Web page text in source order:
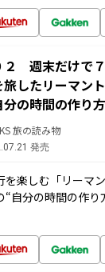
２ 週末だけで
旅したリーマン
分の時間の作り方
旅の読み物
発売
楽しむ「リーマ
自分の時間の作り